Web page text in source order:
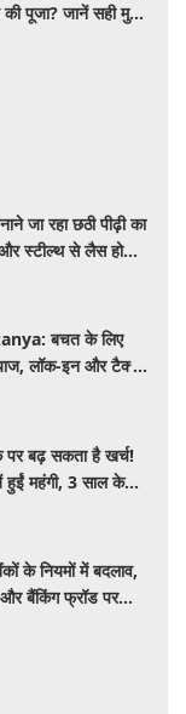
पूजा? जानें सही मुहूर्त
जा रहा छठी पीढ़ी का
स्टील्थ से लैस होगा
बचत के लिए
लॉक-इन और टैक्स
बढ़ सकता है खर्च!
हुईं महंगी, 3 साल के
के नियमों में बदलाव,
और बैंकिंग फ्रॉड पर